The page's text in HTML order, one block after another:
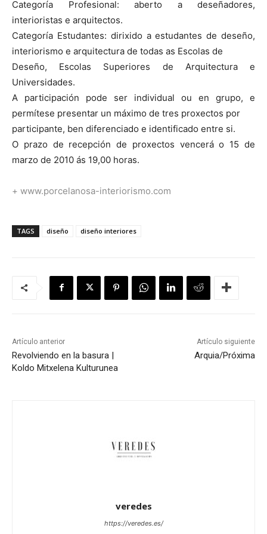
Categoría Profesional: aberto a deseñadores,
interioristas e arquitectos.
Categoría Estudantes: dirixido a estudantes de deseño,
interiorismo e arquitectura de todas as Escolas de
Deseño, Escolas Superiores de Arquitectura e
Universidades.
A participación pode ser individual ou en grupo, e
permítese presentar un máximo de tres proxectos por
participante, ben diferenciado e identificado entre si.
O prazo de recepción de proxectos vencerá o 15 de
marzo de 2010 ás 19,00 horas.
+ www.porcelanosa-interiorismo.com
TAGS diseño diseño interiores
Artículo anterior
Revolviendo en la basura |
Koldo Mitxelena Kulturunea
Artículo siguiente
Arquia/Próxima
veredes
https://veredes.es/